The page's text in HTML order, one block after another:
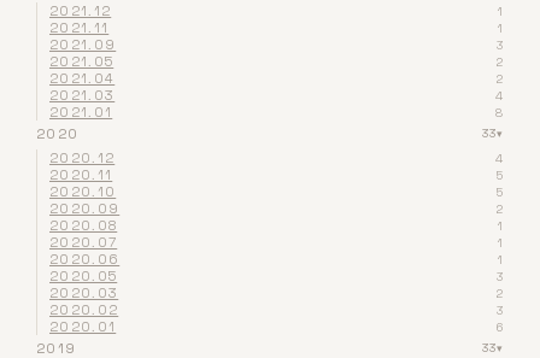
2021.12 1
2021.11 1
2021.09 3
2021.05 2
2021.04 2
2021.03 4
2021.01 8
2020 33▾
2020.12 4
2020.11 5
2020.10 5
2020.09 2
2020.08 1
2020.07 1
2020.06 1
2020.05 3
2020.03 2
2020.02 3
2020.01 6
2019 33▾